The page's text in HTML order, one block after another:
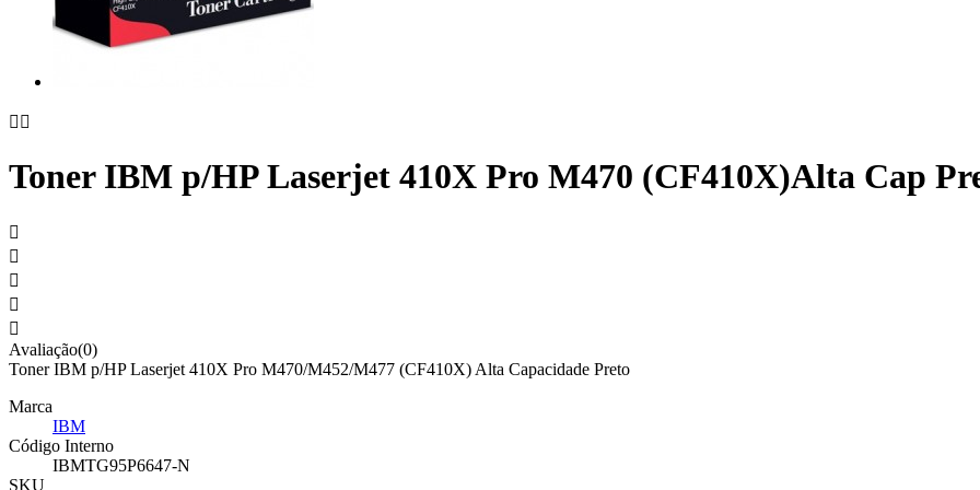
 
Toner IBM p/HP Laserjet 410X Pro M470 (CF410X)Alta Cap





Avaliação(0)
Toner IBM p/HP Laserjet 410X Pro M470/M452/M477 (CF410X) Alta Capacidade Preto
Marca
IBM
Código Interno
IBMTG95P6647-N
SKU